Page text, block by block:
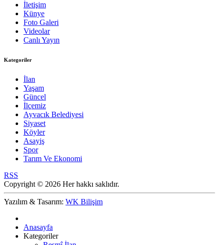
İletişim
Künye
Foto Galeri
Videolar
Canlı Yayın
Kategoriler
İlan
Yaşam
Güncel
İlçemiz
Ayvacık Belediyesi
Siyaset
Köyler
Asayiş
Spor
Tarım Ve Ekonomi
RSS
Copyright © 2026 Her hakkı saklıdır.
Yazılım & Tasarım: WK Bilişim
Anasayfa
Kategoriler